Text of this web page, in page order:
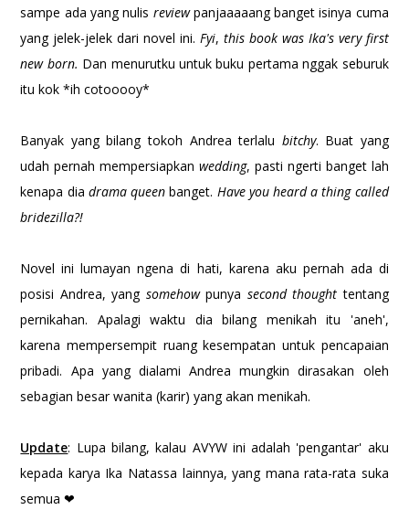
sampe ada yang nulis reviewpanjaaaaang banget isinya cuma
yang jelek-jelek dari novel ini.Fyi, this book was Ika's very first
new born. Dan menurutku untuk buku pertama nggak seburuk
itu kok *ih cotooooy*
Banyak yang bilang tokoh Andrea terlalu bitchy. Buat yang
udah pernah mempersiapkanwedding, pasti ngerti banget lah
kenapa dia drama queenbanget. Have you heard a thing called
bridezilla?!
Novel ini lumayan ngena di hati, karena aku pernah ada di
posisi Andrea, yang somehowpunya second thoughttentang
pernikahan. Apalagi waktu dia bilang menikah itu 'aneh',
karena mempersempit ruang kesempatan untuk pencapaian
pribadi. Apa yang dialami Andrea mungkin dirasakan oleh
sebagian besar wanita (karir) yang akan menikah.
Update: Lupa bilang, kalau AVYW ini adalah 'pengantar' aku
kepada karya Ika Natassa lainnya, yang mana rata-rata suka
semua ❤